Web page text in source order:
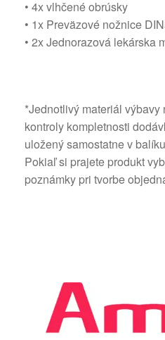
• 4x vlhčené obrúsky
• 1x Preväzové nožnice
• 2x Jednorazová lekárska
*Jednotlivý materiál
kontroly kompletnosti
uložený samostatne v
Pokiaľ si prajete produkt
poznámky pri tvorbe